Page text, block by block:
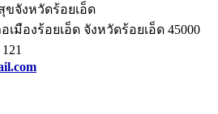
จังหวัดร้อยเอ็ด
เมืองร้อยเอ็ด จังหวัดร้อยเอ็ด 45000